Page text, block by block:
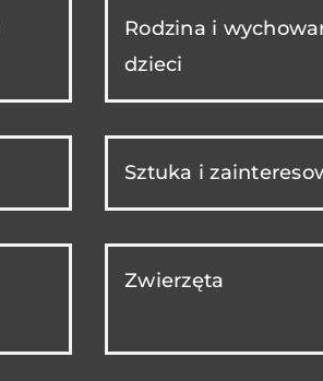
Rodzina i
dzieci
Sztuka i
Zwierzęta